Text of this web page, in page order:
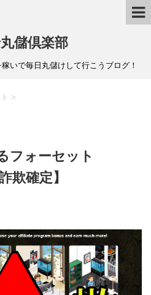
儲倶楽部
いで毎日丸儲けして行こうブログ！
>
フォーセット
欺確定】